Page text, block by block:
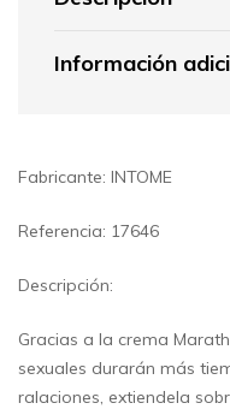
Información
Fabricante: INTOME
Referencia: 17646
Descripción:
Gracias a la crema
sexuales durarán más
ralaciones, extiendela